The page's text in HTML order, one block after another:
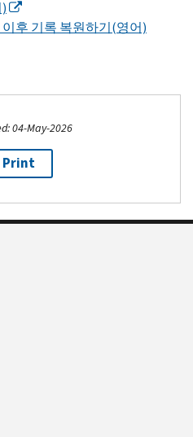
후 기록 복원하기(영어)
04-May-2026
Print